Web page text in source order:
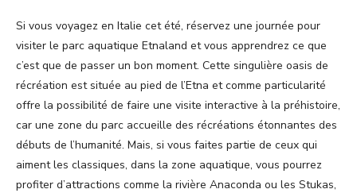
Si vous voyagez en Italie cet été, réservez une journée pour
visiter le parc aquatique Etnaland et vous apprendrez ce que
c’est que de passer un bon moment. Cette singulière oasis de
récréation est située au pied de l’Etna et comme particularité
offre la possibilité de faire une visite interactive à la préhistoire,
car une zone du parc accueille des récréations étonnantes des
débuts de l’humanité. Mais, si vous faites partie de ceux qui
aiment les classiques, dans la zone aquatique, vous pourrez
profiter d’attractions comme la rivière Anaconda ou les Stukas,